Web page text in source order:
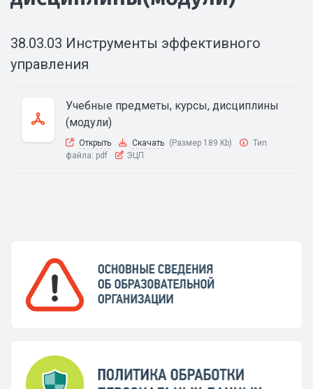
38.03.03 Инструменты эффективного
управления
Учебные предметы, курсы, дисциплины
(модули)
Открыть Скачать (Размер 189 Kb)
Тип
файла: pdf ЭЦП